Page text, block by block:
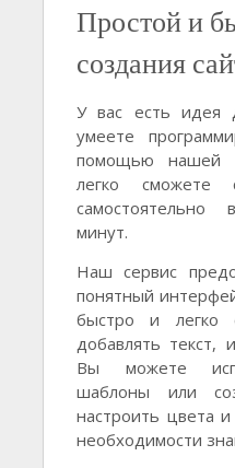
Простой и
создания
У вас есть идея
умеете
помощью нашей
легко сможете
самостоятельно
минут.
Наш сервис
понятный
быстро и легко
добавлять текст,
Вы можете
шаблоны или
настроить цвета
необходимости